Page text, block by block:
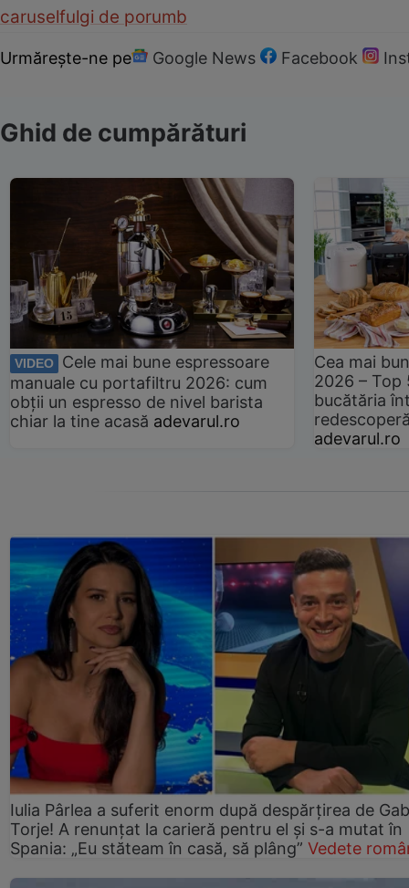
caruselfulgi de porumb
Urmărește-ne pe Google News Facebook
Ghid de cumpărături
VIDEO
Cele mai bune espressoare
manuale cu portafiltru 2026: cum
obții un espresso de nivel barista
chiar la tine acasă adevarul.ro
Cea mai
2026 –
bucătăria
adevarul.ro
Iulia Pârlea a suferit enorm după despărțirea de
Torje! A renunțat la carieră pentru el și s-a mutat în
Spania: „Eu stăteam în casă, să plâng” Vedete